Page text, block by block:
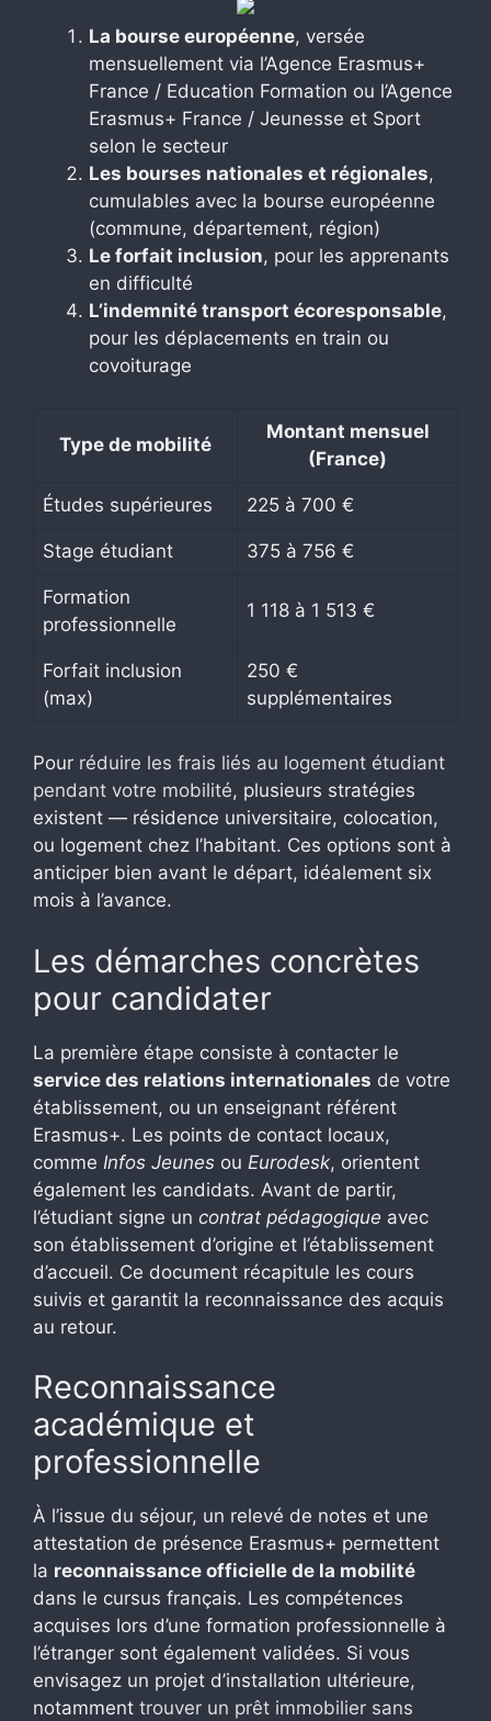
La bourse européenne, versée
mensuellement via l’Agence Erasmus+
France / Education Formation ou l’Agence
Erasmus+ France / Jeunesse et Sport
selon le secteur
Les bourses nationales et régionales,
cumulables avec la bourse européenne
(commune, département, région)
Le forfait inclusion, pour les apprenants
en difficulté
L’indemnité transport écoresponsable,
pour les déplacements en train ou
covoiturage
Type de mobilité
Montant mensuel
(France)
Études supérieures 225 à 700 €
Stage étudiant 375 à 756 €
Formation
professionnelle
1 118 à 1 513 €
Forfait inclusion
(max)
250 €
supplémentaires
Pour réduire les frais liés au logement étudiant
pendant votre mobilité, plusieurs stratégies
existent — résidence universitaire, colocation,
ou logement chez l’habitant. Ces options sont à
anticiper bien avant le départ, idéalement six
mois à l’avance.
Les démarches concrètes
pour candidater
La première étape consiste à contacter le
service des relations internationales de votre
établissement, ou un enseignant référent
Erasmus+. Les points de contact locaux,
comme Infos Jeunes ou Eurodesk, orientent
également les candidats. Avant de partir,
l’étudiant signe un contrat pédagogique avec
son établissement d’origine et l’établissement
d’accueil. Ce document récapitule les cours
suivis et garantit la reconnaissance des acquis
au retour.
Reconnaissance
académique et
professionnelle
À l’issue du séjour, un relevé de notes et une
attestation de présence Erasmus+ permettent
la reconnaissance officielle de la mobilité
dans le cursus français. Les compétences
acquises lors d’une formation professionnelle à
l’étranger sont également validées. Si vous
envisagez un projet d’installation ultérieure,
notamment trouver un prêt immobilier sans